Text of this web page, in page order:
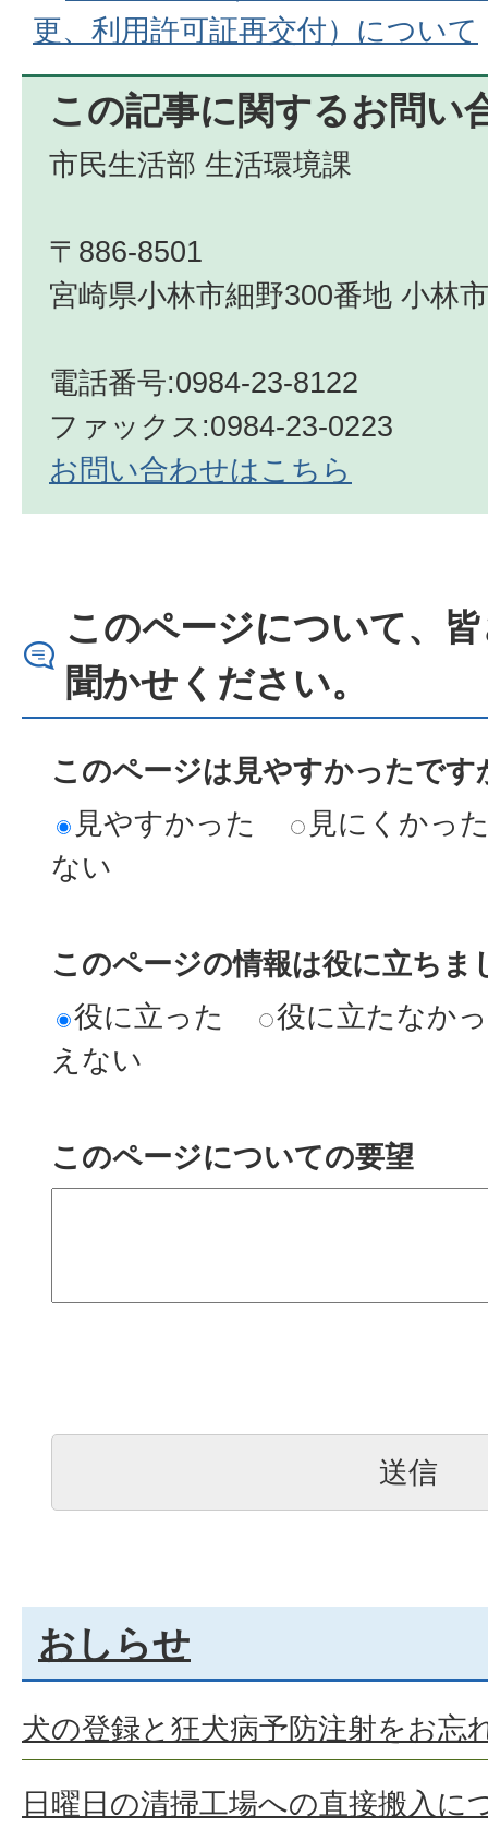
更、利用許可証再交付）について
この記事に関するお問い
市民生活部 生活環境課
〒886-8501
宮崎県小林市細野300番地 小林
電話番号:0984-23-8122
ファックス:0984-23-0223
お問い合わせはこちら
このページについて、
聞かせください。
このページは見やすかったです
見やすかった
見にくかっ
ない
このページの情報は役に立ちま
役に立った
役に立たなか
えない
このページについての要望
おしらせ
犬の登録と狂犬病予防注射をお忘
日曜日の清掃工場への直接搬入に